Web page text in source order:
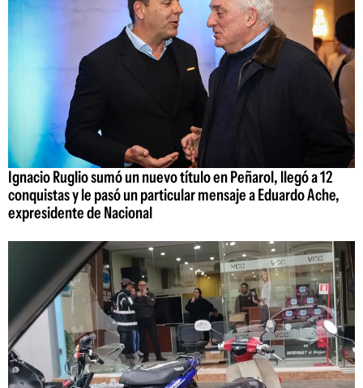
Ignacio Ruglio sumó un nuevo título en Peñarol, llegó a 12
conquistas y le pasó un particular mensaje a Eduardo Ache,
expresidente de Nacional